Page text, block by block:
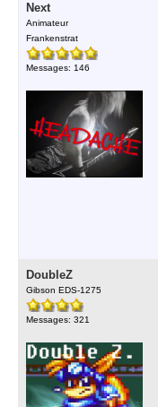
Next
Animateur
Frankenstrat
Messages: 146
DoubleZ
Gibson EDS-1275
Messages: 321